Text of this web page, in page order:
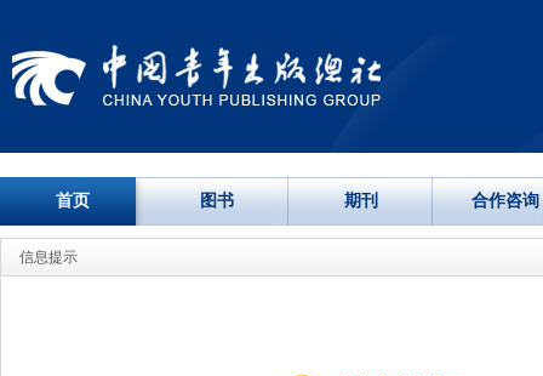
首页 图书 期刊 合作咨询
信息提示